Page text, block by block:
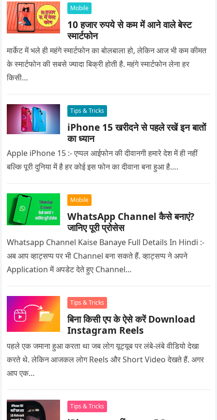
Mobile
10 हजार रुपये से कम में आने वाले बेस्ट
स्मार्टफोन
मार्केट में भले ही महंगे स्मार्टफोन का बोलबाला हो, लेकिन आज भी कम कीमत
के स्मार्टफोन की सबसे ज्यादा बिक्री होती है. महंगे स्मार्टफोन लेना हर
किसी…
Tips & Tricks
iPhone 15 खरीदने से पहले रखें इन बातों
का ध्यान
Apple iPhone 15 :- एप्पल आईफोन की दीवानगी हमारे देश में ही नहीं
बल्कि पूरी दुनिया में है हर कोई इस फोन का दीवाना बना हुआ है….
Mobile
WhatsApp Channel कैसे बनाएं?
जानिए पूरी प्रोसेस
Whatsapp Channel Kaise Banaye Full Details In Hindi :-
अब आप व्हाट्सप्प पर भी Channel बना सकते हैं. व्हाट्सप्प ने अपने
Application में अपडेट देते हुए Channel…
Tips & Tricks
बिना किसी एप के ऐसे करें Download
Instagram Reels
पहले एक जमाना हुआ करता था जब लोग यूट्यूब पर लंबे-लंबे वीडियो देखा
करते थे. लेकिन आजकल लोग Reels और Short Video देखते हैं. अगर
आप एक…
Tips & Tricks